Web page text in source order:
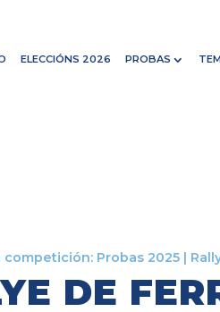
ELECCIÓNS 2026 PROBAS
competición: Probas 2025 |
DE